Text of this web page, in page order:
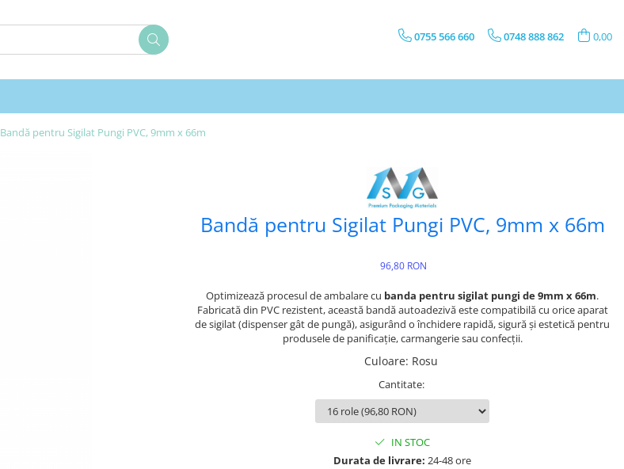
0755 566 660 0748 888 862 0,00
Bandă pentru Sigilat Pungi PVC, 9mm x 66m
Bandă pentru Sigilat Pungi PVC, 9mm x 66m
96,80 RON
Optimizează procesul de ambalare cu banda pentru sigilat pungi de 9mm x 66m.
Fabricată din PVC rezistent, această bandă autoadezivă este compatibilă cu orice aparat
de sigilat (dispenser gât de pungă), asigurând o închidere rapidă, sigură și estetică pentru
produsele de panificație, carmangerie sau confecții.
Culoare: Rosu
Cantitate:
IN STOC
Durata de livrare: 24-48 ore